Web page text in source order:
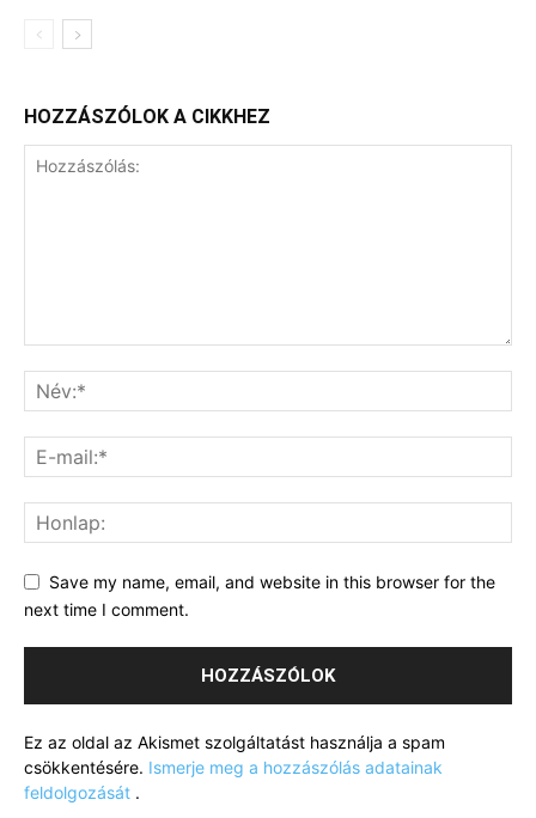
HOZZÁSZÓLOK A CIKKHEZ
Save my name, email, and website in this browser for the
next time I comment.
Ez az oldal az Akismet szolgáltatást használja a spam
csökkentésére. Ismerje meg a hozzászólás adatainak
feldolgozását .